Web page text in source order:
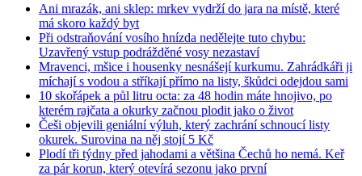
Ani mrazák, ani sklep: mrkev vydrží do jara na místě, které
má skoro každý byt
Při odstraňování vosího hnízda nedělejte tuto chybu:
Uzavřený vstup podrážděné vosy nezastaví
Mravenci, mšice i housenky nesnášejí kurkumu. Zahrádkáři ji
míchají s vodou a stříkají přímo na listy, škůdci odejdou sami
10 skořápek a půl litru octa: za 48 hodin máte hnojivo, po
kterém rajčata a okurky začnou plodit jako o život
Češi objevili geniální výluh, který zachrání schnoucí listy
okurek. Surovina na něj stojí 5 Kč
Plodí tři týdny před jahodami a většina Čechů ho nemá. Keř
za pár korun, který otevírá sezonu jako první